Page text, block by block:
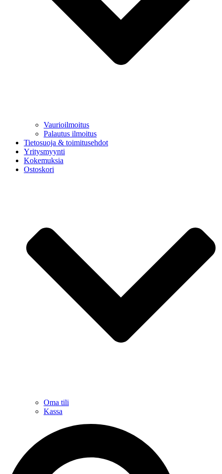
Vaurioilmoitus
Palautus ilmoitus
Tietosuoja & toimitusehdot
Yritysmyynti
Kokemuksia
Ostoskori
Oma tili
Kassa